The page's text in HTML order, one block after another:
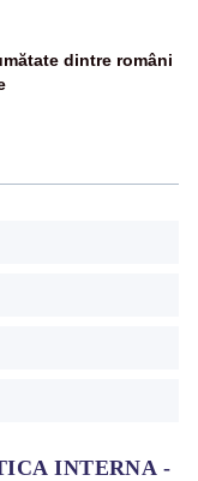
INTERNA -
dintre români